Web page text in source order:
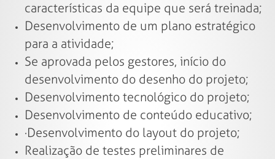
características da equipe que será treinada;
Desenvolvimento de um plano estratégico
para a atividade;
Se aprovada pelos gestores, início do
desenvolvimento do desenho do projeto;
Desenvolvimento tecnológico do projeto;
Desenvolvimento de conteúdo educativo;
·Desenvolvimento do layout do projeto;
Realização de testes preliminares de